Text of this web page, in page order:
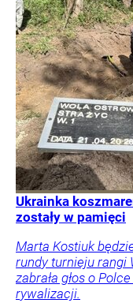
Ukrainka
zostały w pamięci
Marta Kostiuk
rundy turnieju rangi
zabrała głos o
rywalizacji.